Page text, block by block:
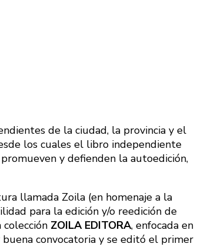
de la ciudad, la provincia y el
los cuales el libro independiente
y defienden la autoedición,
llamada Zoila (en homenaje a la
para la edición y/o reedición de
ZOILA EDITORA, enfocada en
convocatoria y se editó el primer